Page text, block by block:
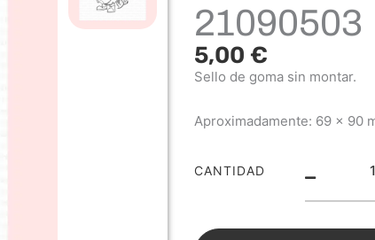
21090503
5,00 €
Sello de goma sin montar.
Aproximadamente: 69 x 90
CANTIDAD
Sello
con